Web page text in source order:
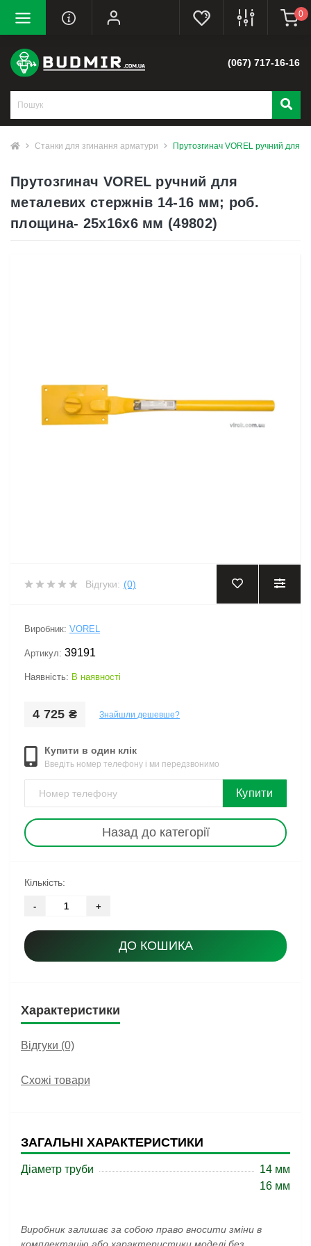
0
(067) 717-16-16
Станки для згинання арматури Прутозгинач VOREL ручний для
Прутозгинач VOREL ручний для
металевих стержнів 14-16 мм; роб.
площина- 25х16х6 мм (49802)
Відгуки: (0)
Виробник: VOREL
Артикул: 39191
Наявність: В наявності
4 725 ₴ Знайшли дешевше?
Купити в один клік
Введіть номер телефону і ми передзвонимо
Купити
Назад до категорії
Кількість:
- +
ДО КОШИКА
Характеристики
Відгуки (0)
Схожі товари
ЗАГАЛЬНІ ХАРАКТЕРИСТИКИ
Діаметр труби
14 мм
16 мм
Виробник залишає за собою право вносити зміни в